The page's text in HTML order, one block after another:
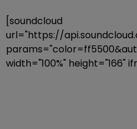
[soundcloud
url="https://
width="100%" height="166"